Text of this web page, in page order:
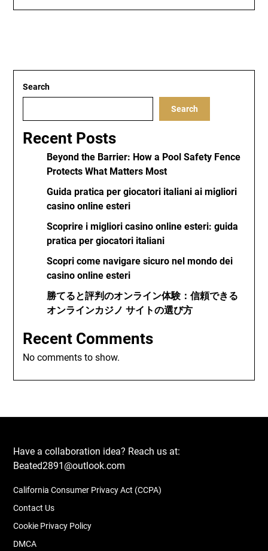
Search
Search
Recent Posts
Beyond the Barrier: How a Pool Safety Fence
Protects What Matters Most
Guida pratica per giocatori italiani ai migliori
casino online esteri
Scoprire i migliori casino online esteri: guida
pratica per giocatori italiani
Scopri come navigare sicuro nel mondo dei
casino online esteri
勝てると評判のオンライン体験：信頼できる
オンラインカジノ サイトの選び方
Recent Comments
No comments to show.
Have a collaboration idea? Reach us at:
Beated2891@outlook.com
California Consumer Privacy Act (CCPA)
Contact Us
Cookie Privacy Policy
DMCA